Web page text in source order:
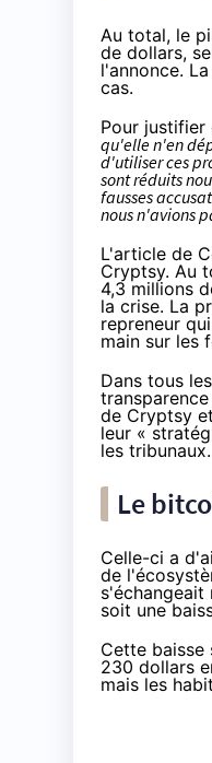
Au total, le
de dollars,
l'annonce.
cas.
Pour
qu'elle n'en
d'utiliser ces
sont réduits
fausses
nous n'avions
L'article de
Cryptsy. Au
4,3 millions
la crise. La
repreneur
main sur les
Dans tous
de Cryptsy
leur «
les tribunaux.
Le
Celle-ci a
de
soit une
Cette baisse
230 dollars
mais les